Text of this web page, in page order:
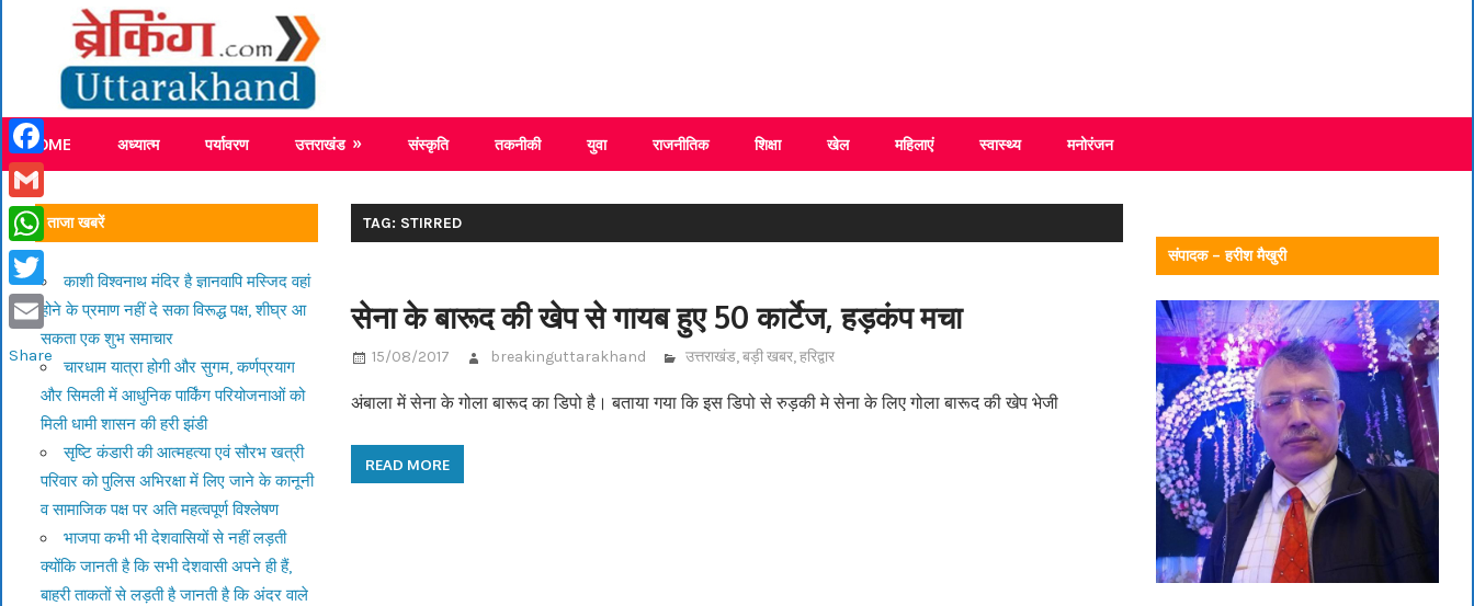
content
Breaking News Uttarakhand
HOME अध्यात्म पर्यावरण उत्तराखंड संस्कृति तकनीकी युवा राजनीतिक शिक्षा खेल महिलाएं स्वास्थ्य मनोरंजन
TAG: STIRRED
सेना के बारूद की खेप से गायब हुए 50 कार्टेज, हड़कंप मचा
15/08/2017 breakinguttarakhand उत्तराखंड,बड़ी खबर,हरिद्वार
अंबाला में सेना के गोला बारूद का डिपो है। बताया गया कि इस डिपो से रुड़की मे सेना के लिए गोला बारूद की खेप भेजी
READ MORE
ताजा खबरें
काशी विश्वनाथ मंदिर है ज्ञानवापि मस्जिद वहां
होने के प्रमाण नहीं दे सका विरूद्ध पक्ष, शीघ्र आ
सकता एक शुभ समाचार
चारधाम यात्रा होगी और सुगम, कर्णप्रयाग
और सिमली में आधुनिक पार्किंग परियोजनाओं को
मिली धामी शासन की हरी झंडी
सृष्टि कंडारी की आत्महत्या एवं सौरभ खत्री
परिवार को पुलिस अभिरक्षा में लिए जाने के कानूनी
व सामाजिक पक्ष पर अति महत्वपूर्ण विश्लेषण
भाजपा कभी भी देशवासियों से नहीं लड़ती
क्योंकि जानती है कि सभी देशवासी अपने ही हैं,
बाहरी ताकतों से लड़ती है जानती है कि अंदर वाले
संपादक – हरीश मैखुरी
Facebook
Gmail
WhatsApp
Twitter
Email
Share